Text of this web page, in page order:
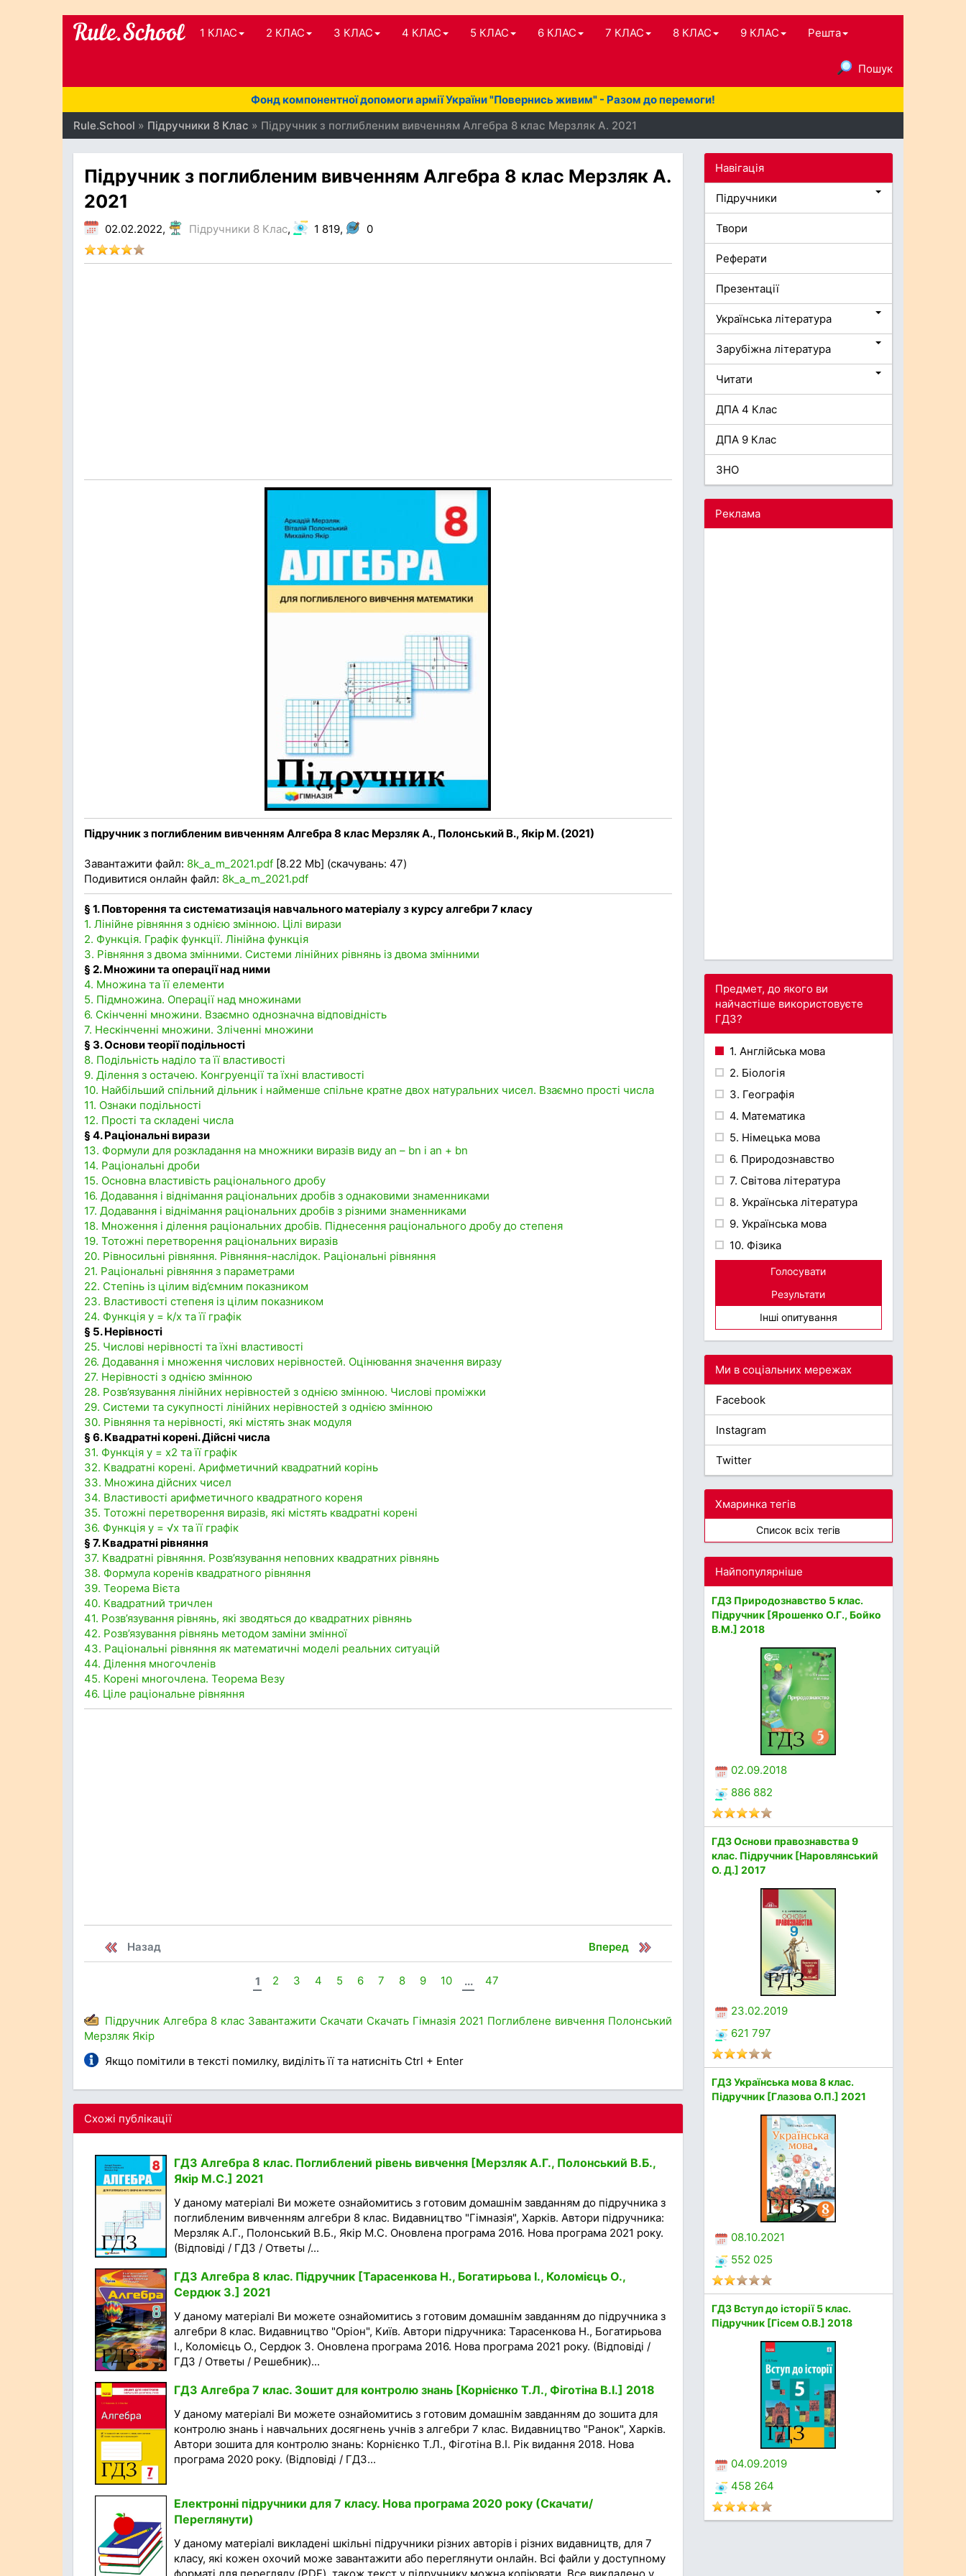
1 КЛАС 2 КЛАС 3 КЛАС 4 КЛАС 5 КЛАС 6 КЛАС 7 КЛАС 8 КЛАС 9 КЛАС Решта
Пошук
Фонд компонентної допомоги армії України "Повернись живим" - Разом до перемоги!
Rule.School » Підручники 8 Клас » Підручник з поглибленим вивченням Алгебра 8 клас Мерзляк А. 2021
Підручник з поглибленим вивченням Алгебра 8 клас Мерзляк А.
2021
02.02.2022, Підручники 8 Клас, 1 819, 0
Підручник з поглибленим вивченням Алгебра 8 клас Мерзляк А., Полонський В., Якір М. (2021)
Завантажити файл: 8k_a_m_2021.pdf [8.22 Mb] (скачувань: 47)
Подивитися онлайн файл: 8k_a_m_2021.pdf
§ 1. Повторення та систематизація навчального матеріалу з курсу алгебри 7 класу
1. Лінійне рівняння з однією змінною. Цілі вирази
2. Функція. Графік функції. Лінійна функція
3. Рівняння з двома змінними. Системи лінійних рівнянь із двома змінними
§ 2. Множини та операції над ними
4. Множина та її елементи
5. Підмножина. Операції над множинами
6. Скінченні множини. Взаємно однозначна відповідність
7. Нескінченні множини. Зліченні множини
§ 3. Основи теорії подільності
8. Подільність наділо та її властивості
9. Ділення з остачею. Конгруенції та їхні властивості
10. Найбільший спільний дільник і найменше спільне кратне двох натуральних чисел. Взаємно прості числа
11. Ознаки подільності
12. Прості та складені числа
§ 4. Раціональні вирази
13. Формули для розкладання на множники виразів виду an – bn і an + bn
14. Раціональні дроби
15. Основна властивість раціонального дробу
16. Додавання і віднімання раціональних дробів з однаковими знаменниками
17. Додавання і віднімання раціональних дробів з різними знаменниками
18. Множення і ділення раціональних дробів. Піднесення раціонального дробу до степеня
19. Тотожні перетворення раціональних виразів
20. Рівносильні рівняння. Рівняння-наслідок. Раціональні рівняння
21. Раціональні рівняння з параметрами
22. Степінь із цілим від’ємним показником
23. Властивості степеня із цілим показником
24. Функція y = k/x та її графік
§ 5. Нерівності
25. Числові нерівності та їхні властивості
26. Додавання і множення числових нерівностей. Оцінювання значення виразу
27. Нерівності з однією змінною
28. Розв’язування лінійних нерівностей з однією змінною. Числові проміжки
29. Системи та сукупності лінійних нерівностей з однією змінною
30. Рівняння та нерівності, які містять знак модуля
§ 6. Квадратні корені. Дійсні числа
31. Функція y = x2 та її графік
32. Квадратні корені. Арифметичний квадратний корінь
33. Множина дійсних чисел
34. Властивості арифметичного квадратного кореня
35. Тотожні перетворення виразів, які містять квадратні корені
36. Функція y = √x та її графік
§ 7. Квадратні рівняння
37. Квадратні рівняння. Розв’язування неповних квадратних рівнянь
38. Формула коренів квадратного рівняння
39. Теорема Вієта
40. Квадратний тричлен
41. Розв’язування рівнянь, які зводяться до квадратних рівнянь
42. Розв’язування рівнянь методом заміни змінної
43. Раціональні рівняння як математичні моделі реальних ситуацій
44. Ділення многочленів
45. Корені многочлена. Теорема Везу
46. Ціле раціональне рівняння
Назад Вперед
1 2 3 4 5 6 7 8 9 10 ... 47
Підручник Алгебра 8 клас Завантажити Скачати Скачать Гімназія 2021 Поглиблене вивчення Полонський
Мерзляк Якір
Якщо помітили в тексті помилку, виділіть її та натисніть Ctrl + Enter
Схожі публікації
ГДЗ Алгебра 8 клас. Поглиблений рівень вивчення [Мерзляк А.Г., Полонський В.Б.,
Якір M.С.] 2021
У даному матеріалі Ви можете ознайомитись з готовим домашнім завданням до підручника з
поглибленим вивченням алгебри 8 клас. Видавництво "Гімназія", Харків. Автори підручника:
Мерзляк А.Г., Полонський В.Б., Якір M.С. Оновлена програма 2016. Нова програма 2021 року.
(Відповіді / ГДЗ / Ответы /...
ГДЗ Алгебра 8 клас. Підручник [Тарасенкова Н., Богатирьова І., Коломієць О.,
Сердюк З.] 2021
У даному матеріалі Ви можете ознайомитись з готовим домашнім завданням до підручника з
алгебри 8 клас. Видавництво "Оріон", Київ. Автори підручника: Тарасенкова Н., Богатирьова
І., Коломієць О., Сердюк З. Оновлена програма 2016. Нова програма 2021 року. (Відповіді /
ГДЗ / Ответы / Решебник)...
ГДЗ Алгебра 7 клас. Зошит для контролю знань [Корнієнко Т.Л., Фіготіна В.І.] 2018
У даному матеріалі Ви можете ознайомитись з готовим домашнім завданням до зошита для
контролю знань і навчальних досягнень учнів з алгебри 7 клас. Видавництво "Ранок", Харків.
Автори зошита для контролю знань: Корнієнко Т.Л., Фіготіна В.І. Рік видання 2018. Нова
програма 2020 року. (Відповіді / ГДЗ...
Електронні підручники для 7 класу. Нова програма 2020 року (Скачати/
Переглянути)
У даному матеріалі викладені шкільні підручники різних авторів і різних видавництв, для 7
класу, які кожен охочий може завантажити або переглянути онлайн. Всі файли у доступному
форматі для перегляду (PDF), також текст у підручнику можна копіювати. Все викладено у
Навігація
Підручники
Твори
Реферати
Презентації
Українська література
Зарубіжна література
Читати
ДПА 4 Клас
ДПА 9 Клас
ЗНО
Реклама
Предмет, до якого ви
найчастіше використовуєте
ГДЗ?
1. Англійська мова
2. Біологія
3. Географія
4. Математика
5. Німецька мова
6. Природознавство
7. Світова література
8. Українська література
9. Українська мова
10. Фізика
Голосувати
Результати
Інші опитування
Ми в соціальних мережах
Facebook
Instagram
Twitter
Хмаринка тегів
Список всіх тегів
Найпопулярніше
ГДЗ Природознавство 5 клас.
Підручник [Ярошенко О.Г., Бойко
В.М.] 2018
02.09.2018
886 882
ГДЗ Основи правознавства 9
клас. Підручник [Наровлянський
О. Д.] 2017
23.02.2019
621 797
ГДЗ Українська мова 8 клас.
Підручник [Глазова О.П.] 2021
08.10.2021
552 025
ГДЗ Вступ до історії 5 клас.
Підручник [Гісем О.В.] 2018
04.09.2019
458 264